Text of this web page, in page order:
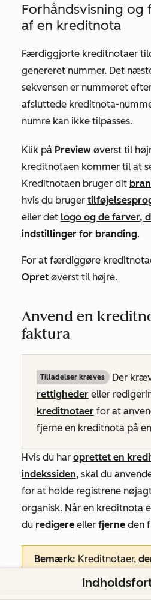
Forhåndsvisning
af en kreditnota
Færdiggjorte kreditnotaer
genereret nummer. Det
sekvensen er nummeret
afsluttede kreditnota-
numre kan ikke tilpasses.
Klik på Preview øverst til
kreditnotaen kommer til at
Kreditnotaen bruger dit
hvis du bruger
eller det logo og de farver,
indstillinger for branding.
For at færdiggøre
Opret øverst til højre.
Anvend en
faktura
Tilladelser kræves Der
rettigheder eller
kreditnotaer for at
fjerne en kreditnota på
Hvis du har oprettet en
indekssiden, skal du
for at holde registrene
organisk. Når en kreditnota
du redigere eller fjerne den
Bemærk: Kreditnotaer,
, anvendes